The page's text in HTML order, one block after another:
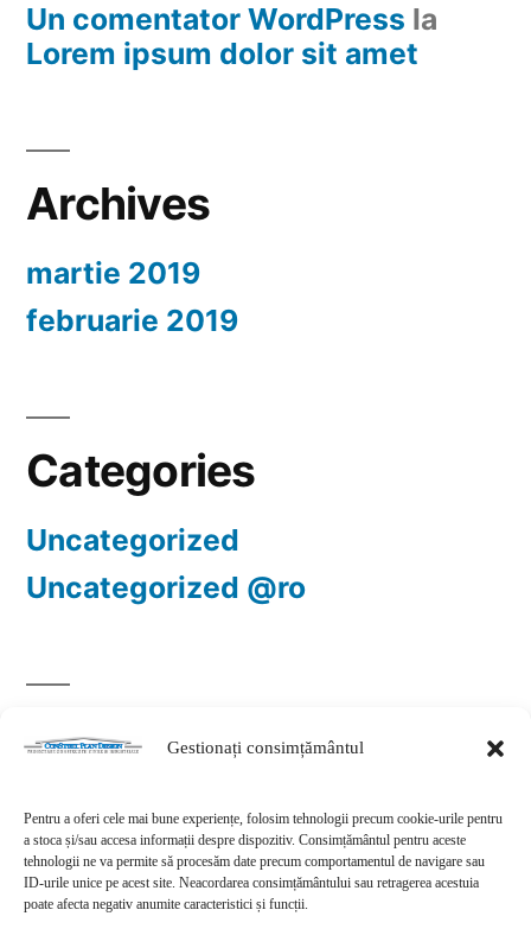
Gestionați consimțământul
Pentru a oferi cele mai bune experiențe, folosim tehnologii precum cookie-urile pentru
a stoca și/sau accesa informații despre dispozitiv. Consimțământul pentru aceste
tehnologii ne va permite să procesăm date precum comportamentul de navigare sau
ID-urile unice pe acest site. Neacordarea consimțământului sau retragerea acestuia
poate afecta negativ anumite caracteristici și funcții.
Un comentator WordPress la
Lorem ipsum dolor sit amet
Archives
martie 2019
februarie 2019
Categories
Uncategorized
Uncategorized @ro
Meta
Autentificare
Flux intrări
Flux comentarii